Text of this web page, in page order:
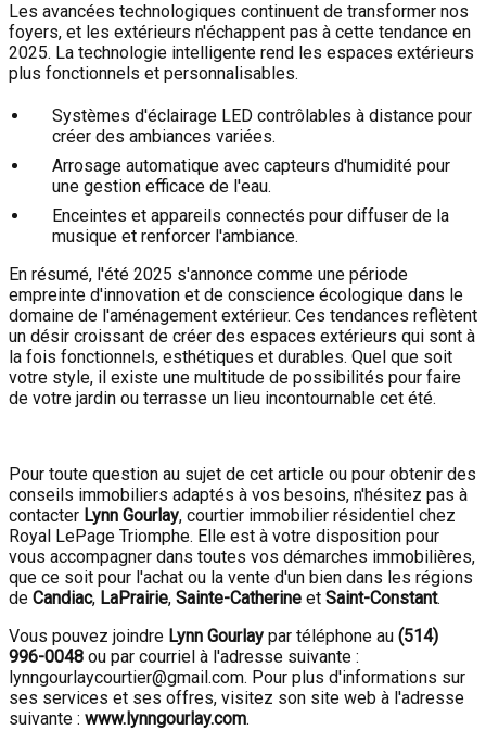
Les avancées technologiques continuent de transformer nos
foyers, et les extérieurs n'échappent pas à cette tendance en
2025. La technologie intelligente rend les espaces extérieurs
plus fonctionnels et personnalisables.
Systèmes d'éclairage LED contrôlables à distance pour
créer des ambiances variées.
Arrosage automatique avec capteurs d'humidité pour
une gestion efficace de l'eau.
Enceintes et appareils connectés pour diffuser de la
musique et renforcer l'ambiance.
En résumé, l'été 2025 s'annonce comme une période
empreinte d'innovation et de conscience écologique dans le
domaine de l'aménagement extérieur. Ces tendances reflètent
un désir croissant de créer des espaces extérieurs qui sont à
la fois fonctionnels, esthétiques et durables. Quel que soit
votre style, il existe une multitude de possibilités pour faire
de votre jardin ou terrasse un lieu incontournable cet été.
Pour toute question au sujet de cet article ou pour obtenir des
conseils immobiliers adaptés à vos besoins, n'hésitez pas à
contacter Lynn Gourlay, courtier immobilier résidentiel chez
Royal LePage Triomphe. Elle est à votre disposition pour
vous accompagner dans toutes vos démarches immobilières,
que ce soit pour l'achat ou la vente d'un bien dans les régions
de Candiac, LaPrairie, Sainte-Catherine et Saint-Constant.
Vous pouvez joindre Lynn Gourlay par téléphone au (514)
996-0048 ou par courriel à l'adresse suivante :
lynngourlaycourtier@gmail.com. Pour plus d'informations sur
ses services et ses offres, visitez son site web à l'adresse
suivante : www.lynngourlay.com.